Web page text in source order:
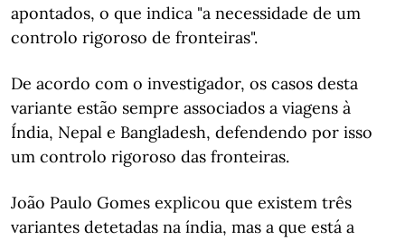
apontados, o que indica "a necessidade de um
controlo rigoroso de fronteiras".
De acordo com o investigador, os casos desta
variante estão sempre associados a viagens à
Índia, Nepal e Bangladesh, defendendo por isso
um controlo rigoroso das fronteiras.
João Paulo Gomes explicou que existem três
variantes detetadas na índia, mas a que está a